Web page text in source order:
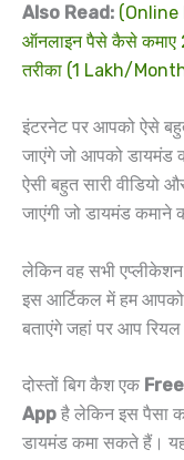
Also Read: (Online
ऑनलाइन पैसे कैसे कमाए
तरीका (1 Lakh/
इंटरनेट पर आपको ऐसे
जाएंगे जो आपको डायमंड
ऐसी बहुत सारी वीडियो
जाएंगी जो डायमंड कमाने
लेकिन वह सभी एप्लीकेशन
इस आर्टिकल में हम
बताएंगे जहां पर आप
दोस्तों बिग कैश एक
App है लेकिन इस पैसा
डायमंड कमा सकते हैं। यह